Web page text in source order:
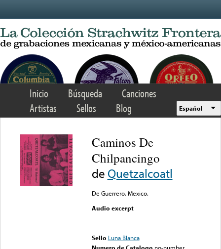
Inicio Búsqueda
Canciones
Artistas
Sellos Blog Español
Caminos De
Chilpancingo
de Quetzalcoatl
De Guerrero, Mexico.
Audio excerpt
Sello Luna Blanca